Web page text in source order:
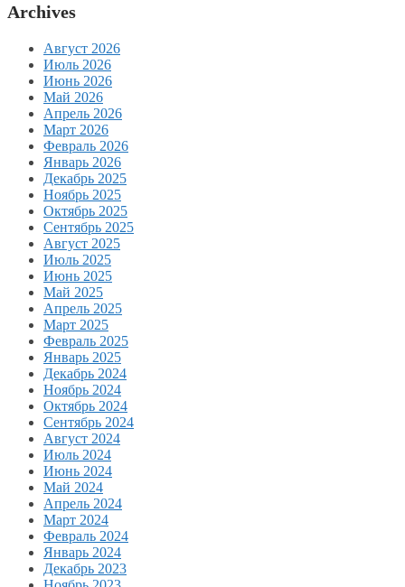
Archives
Август 2026
Июль 2026
Июнь 2026
Май 2026
Апрель 2026
Март 2026
Февраль 2026
Январь 2026
Декабрь 2025
Ноябрь 2025
Октябрь 2025
Сентябрь 2025
Август 2025
Июль 2025
Июнь 2025
Май 2025
Апрель 2025
Март 2025
Февраль 2025
Январь 2025
Декабрь 2024
Ноябрь 2024
Октябрь 2024
Сентябрь 2024
Август 2024
Июль 2024
Июнь 2024
Май 2024
Апрель 2024
Март 2024
Февраль 2024
Январь 2024
Декабрь 2023